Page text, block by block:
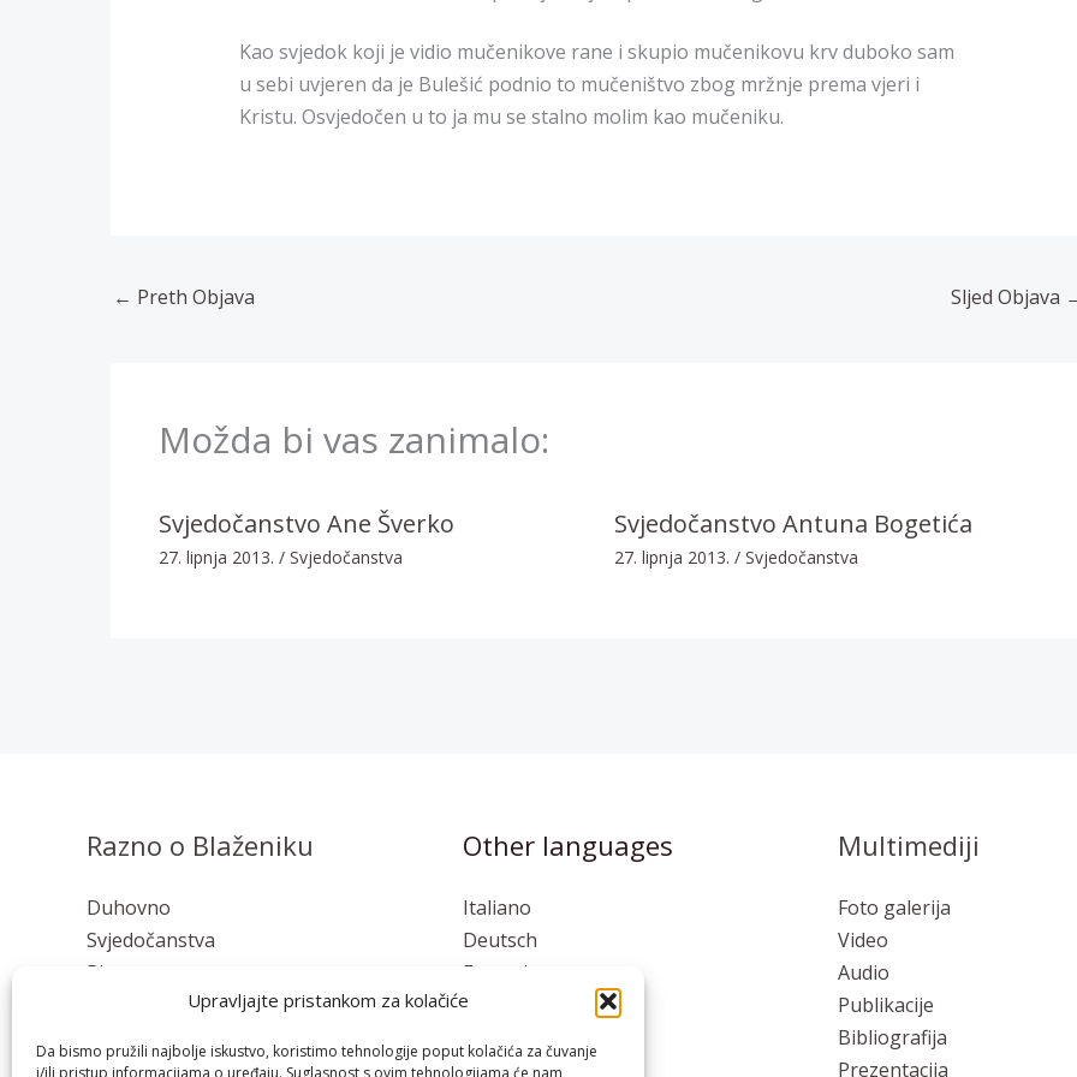
Upravljajte pristankom za kolačiće
Da bismo pružili najbolje iskustvo, koristimo tehnologije poput kolačića za čuvanje
i/ili pristup informacijama o uređaju. Suglasnost s ovim tehnologijama će nam
Kao svjedok koji je vidio mučenikove rane i skupio mučenikovu krv duboko sam
u sebi uvjeren da je Bulešić podnio to mučeništvo zbog mržnje prema vjeri i
Kristu. Osvjedočen u to ja mu se stalno molim kao mučeniku.
← Preth Objava Sljed Objava
Možda bi vas zanimalo:
Svjedočanstvo Ane Šverko
27. lipnja 2013. / Svjedočanstva
Svjedočanstvo Antuna Bogetića
27. lipnja 2013. / Svjedočanstva
Razno o Blaženiku
Duhovno
Svjedočanstva
Pisma
Other languages
Italiano
Deutsch
Français
Polski
Multimediji
Foto galerija
Video
Audio
Publikacije
Bibliografija
Prezentacija